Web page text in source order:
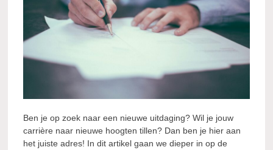
Ben je op zoek naar een nieuwe uitdaging? Wil je jouw
carrière naar nieuwe hoogten tillen? Dan ben je hier aan
het juiste adres! In dit artikel gaan we dieper in op de